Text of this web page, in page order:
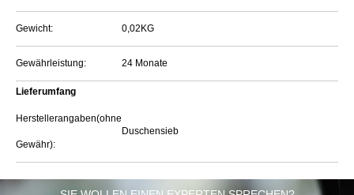
Gewicht: 0,02KG
Gewährleistung: 24 Monate
Lieferumfang
Herstellerangaben(ohne
Gewähr):
Duschensieb